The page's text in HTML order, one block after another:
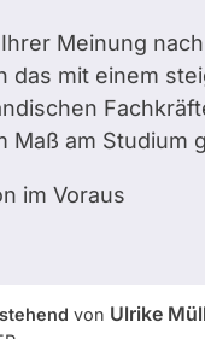
Meinung
das mit einem
Maß am Studium
im Voraus
von Ulrike